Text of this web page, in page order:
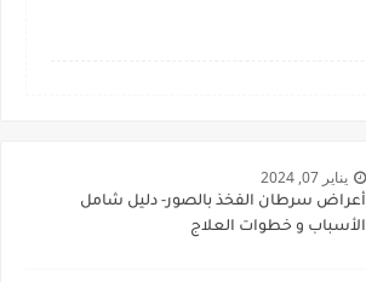
يناير 07, 2024
أعراض سرطان الفخذ بالصور- دليل شامل
الأسباب و خطوات العلاج